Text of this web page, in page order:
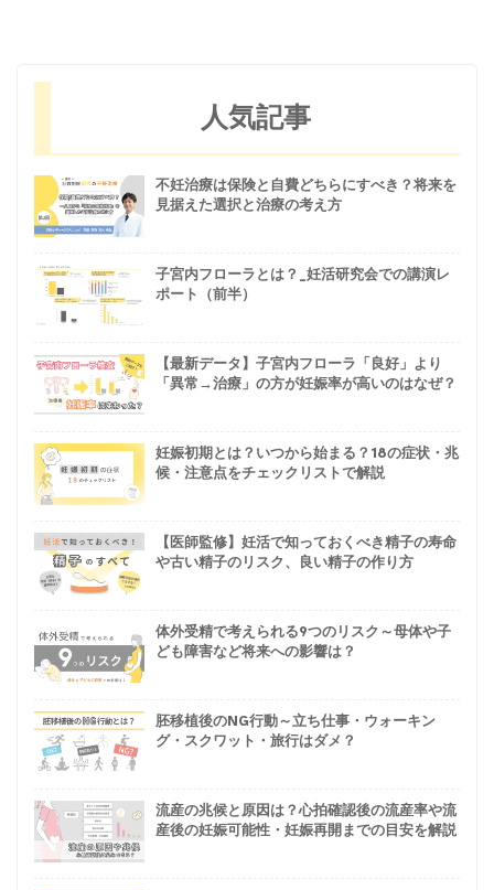
人気記事
不妊治療は保険と自費どちらにすべき？将来を
見据えた選択と治療の考え方
子宮内フローラとは？_妊活研究会での講演レ
ポート（前半）
【最新データ】子宮内フローラ「良好」より
「異常→治療」の方が妊娠率が高いのはなぜ？
妊娠初期とは？いつから始まる？18の症状・兆
候・注意点をチェックリストで解説
【医師監修】妊活で知っておくべき精子の寿命
や古い精子のリスク、良い精子の作り方
体外受精で考えられる9つのリスク～母体や子
ども障害など将来への影響は？
胚移植後のNG行動～立ち仕事・ウォーキン
グ・スクワット・旅行はダメ？
流産の兆候と原因は？心拍確認後の流産率や流
産後の妊娠可能性・妊娠再開までの目安を解説